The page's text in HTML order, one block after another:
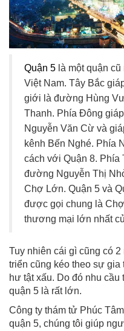
Quận 5 là một quận
Việt Nam. Tây Bắc
giới là đường Hùng
Thanh. Phía Đông
Nguyễn Văn Cừ và
kênh Bến Nghé. Phía
cách với Quận 8. Phía
đường Nguyễn Thị
Chợ Lớn. Quận 5 và
được gọi chung là
thương mại lớn nhất
Tuy nhiên cái gì cũng có
triển cũng kéo theo sự gia
hư tật xấu. Do đó nhu cầu
quận 5 là rất lớn.
Công ty thám tử Phúc
quận 5, chúng tôi giúp